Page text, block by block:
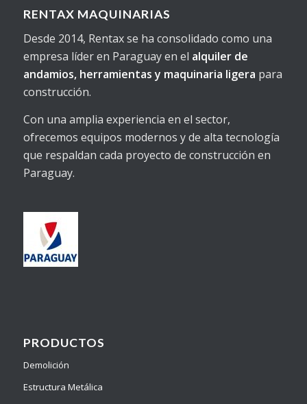
RENTAX MAQUINARIAS
Desde 2014, Rentax se ha consolidado como una
empresa líder en Paraguay en el alquiler de
andamios, herramientas y maquinaria ligera para
construcción.
Con una amplia experiencia en el sector,
ofrecemos equipos modernos y de alta tecnología
que respaldan cada proyecto de construcción en
Paraguay.
PRODUCTOS
Demolición
Estructura Metálica